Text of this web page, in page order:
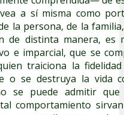
a sí misma como
la persona, de la
de distinta manera, es
e imparcial, que se
traiciona la
o se destruya la vida
se puede admitir
comportamiento